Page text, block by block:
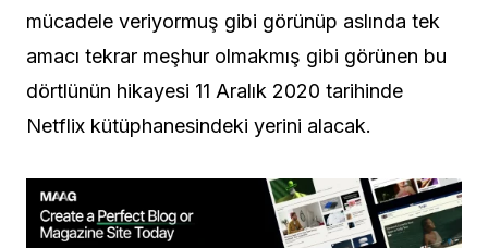
mücadele veriyormuş gibi görünüp aslında tek
amacı tekrar meşhur olmakmış gibi görünen bu
dörtlünün hikayesi 11 Aralık 2020 tarihinde
Netflix kütüphanesindeki yerini alacak.